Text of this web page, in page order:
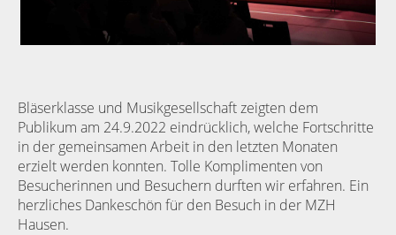
Bläserklasse und Musikgesellschaft zeigten dem
Publikum am 24.9.2022 eindrücklich, welche Fortschritte
in der gemeinsamen Arbeit in den letzten Monaten
erzielt werden konnten. Tolle Komplimenten von
Besucherinnen und Besuchern durften wir erfahren. Ein
herzliches Dankeschön für den Besuch in der MZH
Hausen.